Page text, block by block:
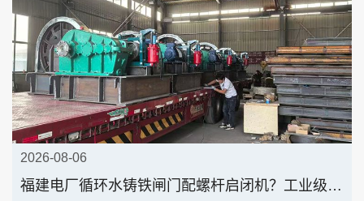
2026-08-06
福建电厂循环水铸铁闸门配螺杆启闭机？工业级选型